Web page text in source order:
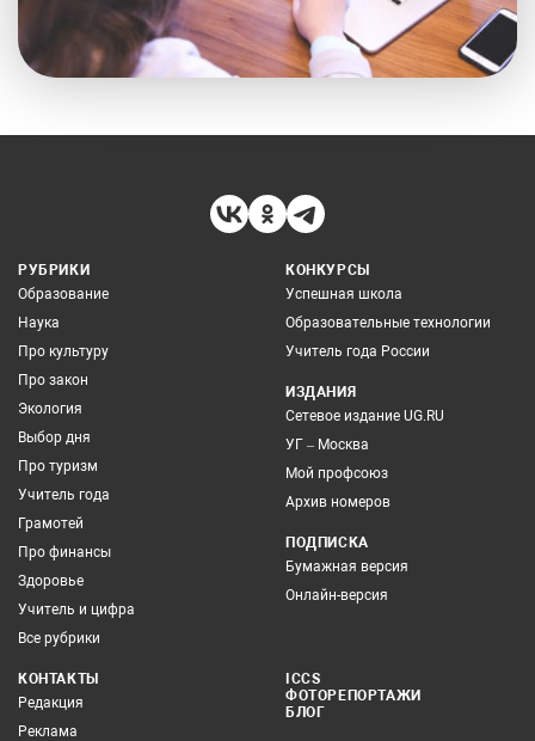
РУБРИКИ
Образование
Наука
Про культуру
Про закон
Экология
Выбор дня
Про туризм
Учитель года
Грамотей
Про финансы
Здоровье
Учитель и цифра
Все рубрики
КОНКУРСЫ
Успешная школа
Образовательные технологии
Учитель года России
ИЗДАНИЯ
Сетевое издание UG.RU
УГ – Москва
Мой профсоюз
Архив номеров
ПОДПИСКА
Бумажная версия
Онлайн-версия
КОНТАКТЫ
Редакция
Реклама
ICCS
ФОТОРЕПОРТАЖИ
БЛОГ